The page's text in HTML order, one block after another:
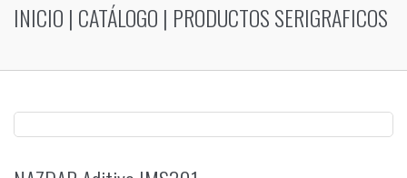
INICIO | CATÁLOGO | PRODUCTOS SERIGRAFICOS